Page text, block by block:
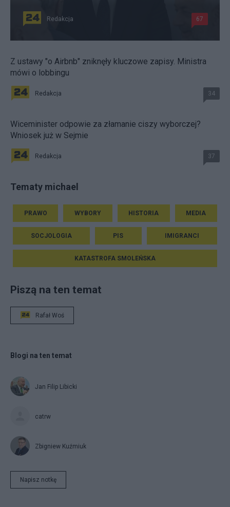
Redakcja 67
Z ustawy "o Airbnb" zniknęły kluczowe zapisy. Ministra
mówi o lobbingu
Redakcja 34
Wiceminister odpowie za złamanie ciszy wyborczej?
Wniosek już w Sejmie
Redakcja 37
Tematy michael
PRAWO WYBORY HISTORIA MEDIA
SOCJOLOGIA PIS IMIGRANCI
KATASTROFA SMOLEŃSKA
Piszą na ten temat
Rafał Woś
Blogi na ten temat
Jan Filip Libicki
catrw
Zbigniew Kuźmiuk
Napisz notkę